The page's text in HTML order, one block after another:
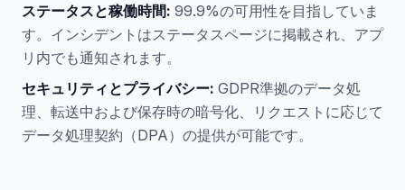
ステータスと稼働時間: 99.9%の可用性を目指していま
す。インシデントはステータスページに掲載され、アプ
リ内でも通知されます。
セキュリティとプライバシー: GDPR準拠のデータ処
理、転送中および保存時の暗号化、リクエストに応じて
データ処理契約（DPA）の提供が可能です。